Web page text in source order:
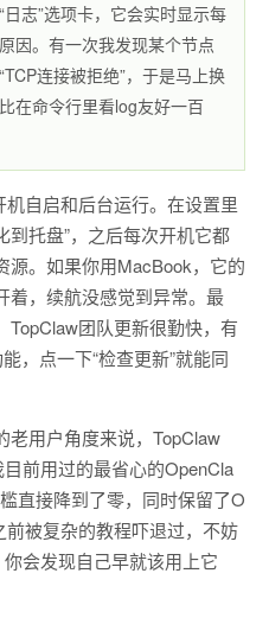
志”选项卡，它会实时显示每
因。有一次我发现某个节点
连接被拒绝”，于是马上换
在命令行里看log友好一百
自启和后台运行。在设置里
到托盘”，之后每次开机它都
源。如果你用MacBook，它的
着，续航没感觉到异常。最
团队更新很勤快，有
，点一下“检查更新”就能同
老用户角度来说，TopClaw
目前用过的最省心的OpenCla
直接降到了零，同时保留了O
被复杂的教程吓退过，不妨
会发现自己早就该用上它